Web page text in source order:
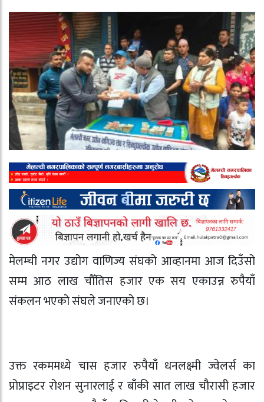
मेलम्ची नगर उद्योग वाणिज्य संघको आव्हानमा आज दिउँसो
सम्म आठ लाख चौँतिस हजार एक सय एकाउन्न रुपैयाँ
संकलन भएको संघले जनाएको छ।
उक्त रकममध्ये चास हजार रुपैयाँ धनलक्ष्मी ज्वेलर्स का
प्रोप्राइटर रोशन सुनारलाई र बाँकी सात लाख चौरासी हजार